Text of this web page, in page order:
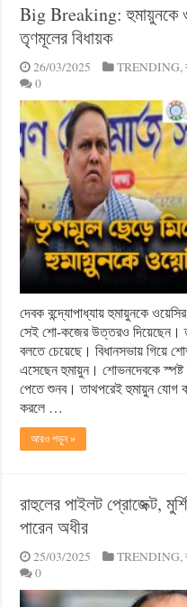
Big Breaking: হুমায়ুনকে
তৃণমূলের বিধায়ক
26/03/2025 TRENDING,
0
দেবক বন্দ্যোপাধ্যায় হুমায়ুনকে
সেই শো-কজের উত্তরও দিয়েছেন।
বলতে চেয়েছে। বিধানসভায় গিয়ে
এসেছেন হুমায়ুন। শোভনদেবকে স্পষ্ট
পেতে শুনব। তাথপরেই হুমায়ুন
করলে …
আরও পড়ুন »
রাহুলের পাইলট প্রোজেক্ট,
পারেন অধীর
25/03/2025 TRENDING,
0